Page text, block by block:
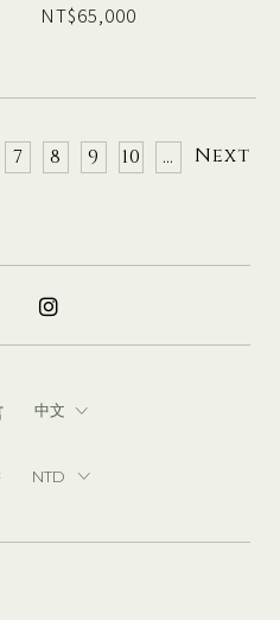
NT$65,000
7 8 9 10 … Next